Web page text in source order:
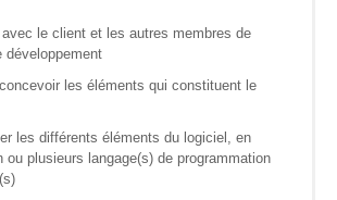
avec le client et les autres membres de
développement
les éléments qui constituent le
les différents éléments du logiciel, en
ou plusieurs langage(s) de programmation